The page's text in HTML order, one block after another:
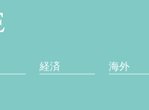
経済 海外